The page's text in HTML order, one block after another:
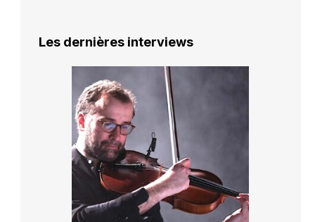
Les dernières interviews